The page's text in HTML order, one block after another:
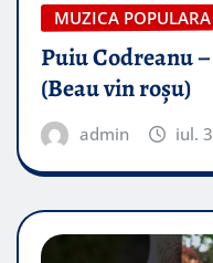
MUZICA POPULARA
Puiu Codreanu
(Beau vin roșu)
admin iul.